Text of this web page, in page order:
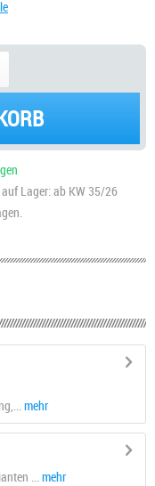
Lager: ab KW 35/26
mehr
... mehr